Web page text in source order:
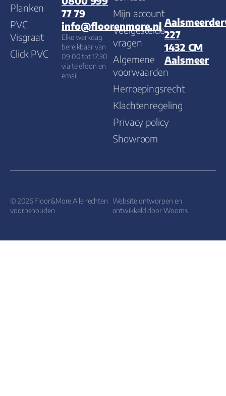
Planken
PVC
Visgraat
Click PVC
77 79
info@floorenmore.nl
Elke werkdag
bereikbaar van
09:00 tot 17:30
via telefoon en
email
Mijn account
Veelgestelde
vragen
Algemene
voorwaarden
Herroepingsrecht
Klachtenregeling
Privacy policy
Showroom
227
1432 CM
Aalsmeer
© 2026 Floor&More Alle rechten
voorbehouden
Website ontworpen en
ontwikkeld doorWooms